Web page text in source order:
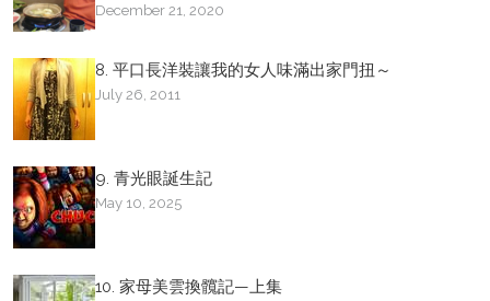
December 21, 2020
8. 平口長洋裝讓我的女人味滿出家門扭～
July 26, 2011
9. 青光眼誕生記
May 10, 2025
10. 家母美雲換髖記—上集